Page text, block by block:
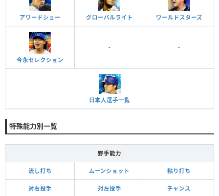
アワードショー グローバルライト ワールドスターズ
今永セレクション
- -
日本人選手一覧
特殊能力別一覧
野手能力
流し打ち ムーンショット 粘り打ち
対右投手 対左投手 チャンス